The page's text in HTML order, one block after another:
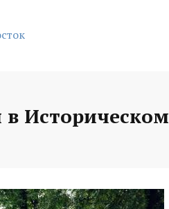
в Историческом